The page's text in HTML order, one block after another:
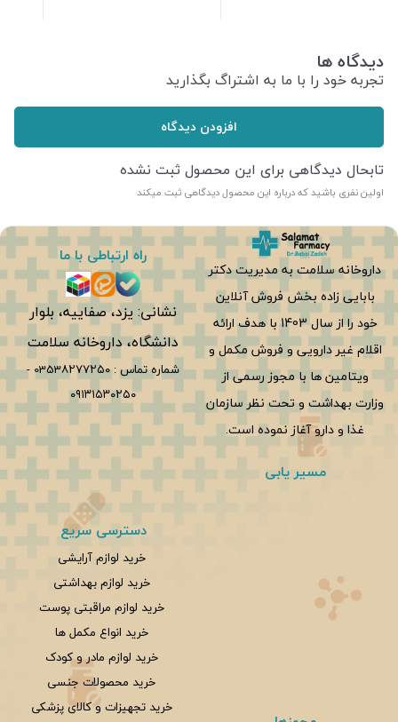
دیدگاه ها
تجربه خود را با ما به اشتراگ بگذارید
افزودن دیدگاه
تابحال دیدگاهی برای این محصول ثبت نشده
اولین نفری باشید که درباره این محصول دیدگاهی ثبت میکند
داروخانه سلامت به مدیریت دکتر
بابایی زاده بخش فروش آنلاین
خود را از سال 1403 با هدف ارائه
اقلام غیر دارویی و فروش مکمل و
ویتامین ها با مجوز رسمی از
وزارت بهداشت و تحت نظر سازمان
غذا و دارو آغاز نموده است.
راه ارتباطی با ما
نشانی: یزد، صفاییه، بلوار
دانشگاه، داروخانه سلامت
شماره تماس :0353۸۲۷۷۲۵۰ -
۰۹۱۳۱۵۳۰۲۵۰
مسیر یابی
دسترسی سریع
خرید لوازم آرایشی
خرید لوازم بهداشتی
خرید لوازم مراقبتی پوست
خرید انواع مکمل ها
خرید لوازم مادر و کودک
خرید محصولات جنسی
خرید تجهیزات و کالای پزشکی